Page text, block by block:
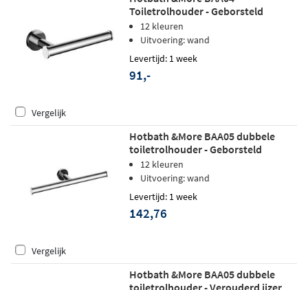
Toiletrolhouder - Geborsteld
gunmetal PVD
12 kleuren
Uitvoering: wand
Levertijd: 1 week
91,-
Vergelijk
Hotbath &More BAA05 dubbele
toiletrolhouder - Geborsteld
gunmetal PVD
12 kleuren
Uitvoering: wand
Levertijd: 1 week
142,76
Vergelijk
Hotbath &More BAA05 dubbele
toiletrolhouder - Verouderd ijzer